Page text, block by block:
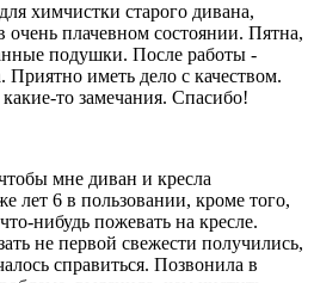
химчистки старого дивана,
очень плачевном состоянии. Пятна,
подушки. После работы -
Приятно иметь дело с качеством.
то замечания. Спасибо!
мне диван и кресла
лет 6 в пользовании, кроме того,
нибудь пожевать на кресле.
не первой свежести получились,
справиться. Позвонила в